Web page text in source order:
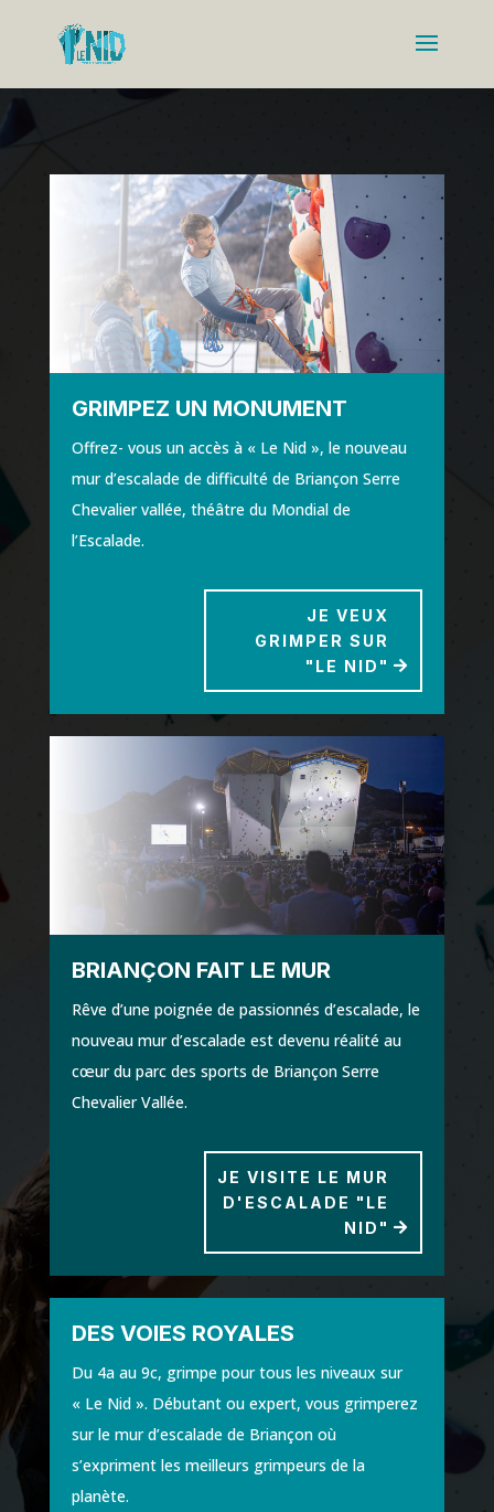
GRIMPEZ UN MONUMENT
Offrez- vous un accès à « Le Nid », le nouveau
mur d’escalade de difficulté de Briançon Serre
Chevalier vallée, théâtre du Mondial de
l’Escalade.
JE VEUX
GRIMPER SUR
"LE NID"
BRIANÇON FAIT LE MUR
Rêve d’une poignée de passionnés d’escalade, le
nouveau mur d’escalade est devenu réalité au
cœur du parc des sports de Briançon Serre
Chevalier Vallée.
JE VISITE LE MUR
D'ESCALADE "LE
NID"
DES VOIES ROYALES
Du 4a au 9c, grimpe pour tous les niveaux sur
« Le Nid ». Débutant ou expert, vous grimperez
sur le mur d’escalade de Briançon où
s’expriment les meilleurs grimpeurs de la
planète.